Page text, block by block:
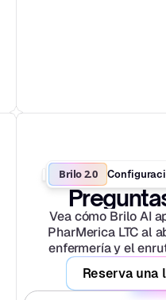
Brilo 2.0
Vea cómo Brilo AI
PharMerica LTC al
enfermería y el
Reserva una